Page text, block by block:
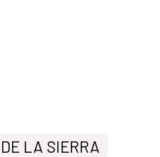
LA SIERRA